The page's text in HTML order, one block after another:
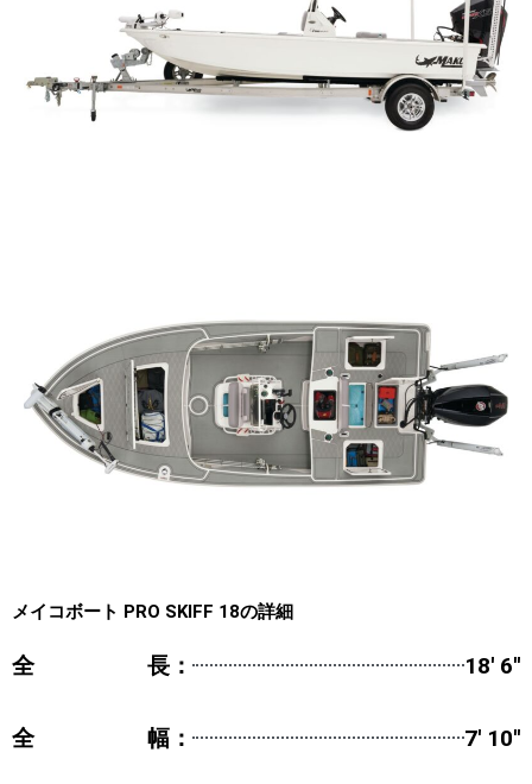
メイコボート PRO SKIFF 18の詳細
全 長： 18' 6''
全 幅： 7' 10''